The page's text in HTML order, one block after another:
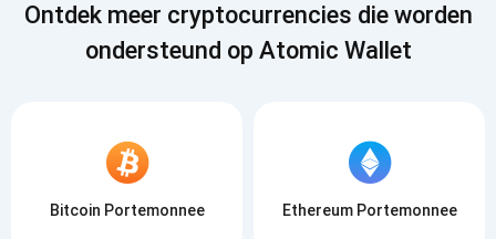
ABONNEREN
Ontdek meer cryptocurrencies die worden
ondersteund op Atomic Wallet
Bitcoin Portemonnee Ethereum Portemonnee